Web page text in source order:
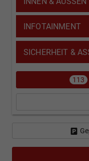
INFOTAINMENT
SICHERHEIT &
113